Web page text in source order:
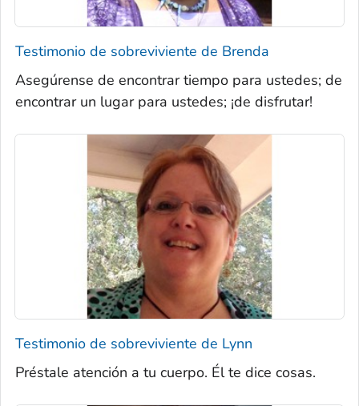
Testimonio de sobreviviente de Brenda
Asegúrense de encontrar tiempo para ustedes; de
encontrar un lugar para ustedes; ¡de disfrutar!
Testimonio de sobreviviente de Lynn
Préstale atención a tu cuerpo. Él te dice cosas.